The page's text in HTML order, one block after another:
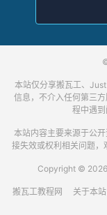
本站仅分享搬瓦工、
信息，不介入任何第三
程中遇到
本站内容主要来源于公
接失效或权利相关问题，
Copyright © 2026
搬瓦工教程网 关于本站|